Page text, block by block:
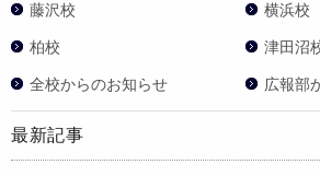
藤沢校 横浜校
柏校 津田沼
全校からのお知らせ 広報部
最新記事